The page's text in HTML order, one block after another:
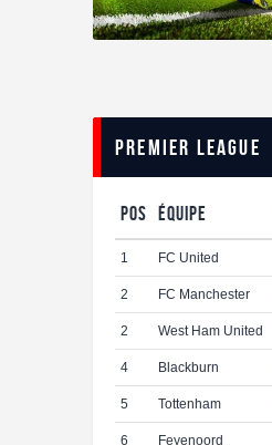
Premier League
Pos Équipe
1 FC United
2 FC Manchester
2 West Ham United
4 Blackburn
5 Tottenham
6 Feyenoord